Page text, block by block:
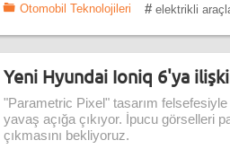
Otomobil Teknolojileri # elektrikli
Yeni Hyundai Ioniq 6'ya
"Parametric Pixel" tasarım
yavaş açığa çıkıyor. İpucu görselleri
çıkmasını bekliyoruz.